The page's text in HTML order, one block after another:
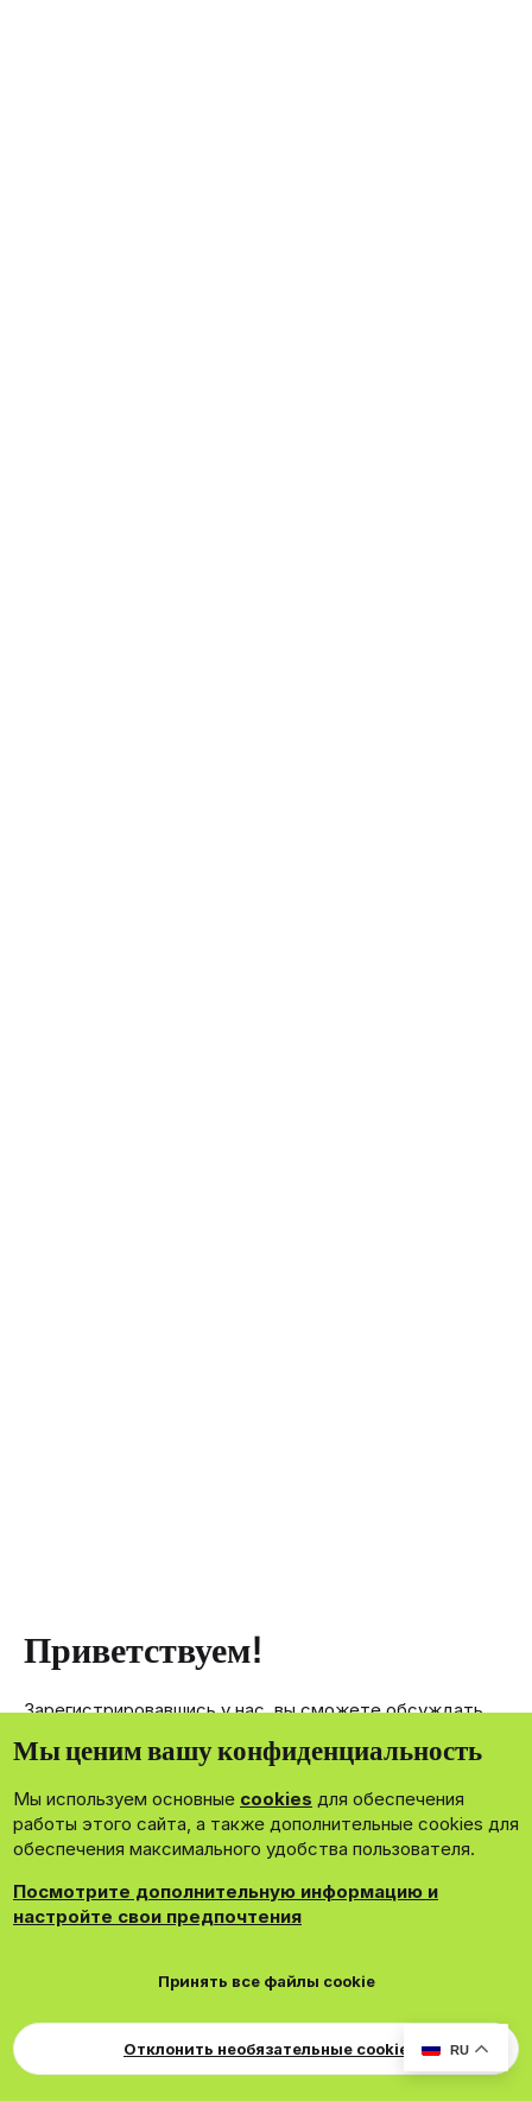
RU
Приветствуем!
Зарегистрировавшись у нас, вы сможете обсуждать,
членам нашего сообщества.
Зарегистрироваться сейчас!
DohTheme
Cookies Russian Обратная связь
Поддержка
Для правообладателей
EN Soundmain
Условия и правила
Политика конфиденциальности
Мы ценим вашу конфиденциальность
Мы используем основные cookies для обеспечения
работы этого сайта, а также дополнительные cookies для
обеспечения максимального удобства пользователя.
Посмотрите дополнительную информацию и
настройте свои предпочтения
Принять все файлы cookie
Отклонить необязательные cookie